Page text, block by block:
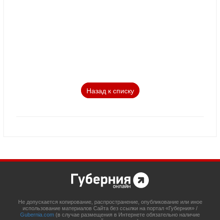
Назад к списку
Не допускается копирование, распространение, опубликование или иное
использование материалов Сайта без ссылки на портал «Губерния» /
Gubernia.com (в случае размещения в Интернете обязательно наличие